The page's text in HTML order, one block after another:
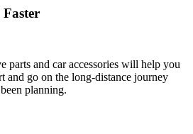
parts and car accessories will help you
and go on the long-distance journey
planning.